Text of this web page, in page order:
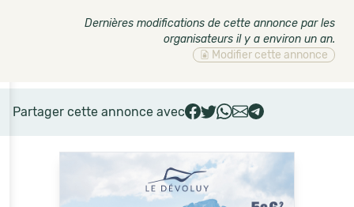
Dernières modifications de cette annonce par les
organisateurs il y a environ un an.
Modifier cette annonce
Partager cette annonce avec